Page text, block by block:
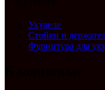
Укулеле
Стойки и
Фурнитура для